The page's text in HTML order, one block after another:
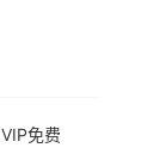
VIP免费